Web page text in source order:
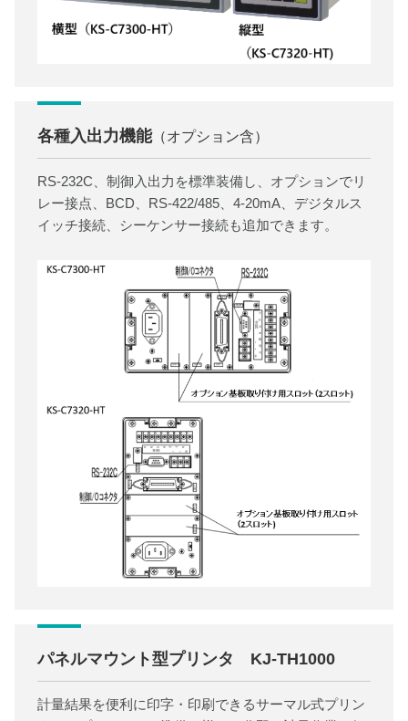
各種入出力機能（オプション含）
RS-232C、制御入出力を標準装備し、オプションでリ
レー接点、BCD、RS-422/485、4-20mA、デジタルス
イッチ接続、シーケンサー接続も追加できます。
パネルマウント型プリンタ KJ-TH1000
計量結果を便利に印字・印刷できるサーマル式プリン